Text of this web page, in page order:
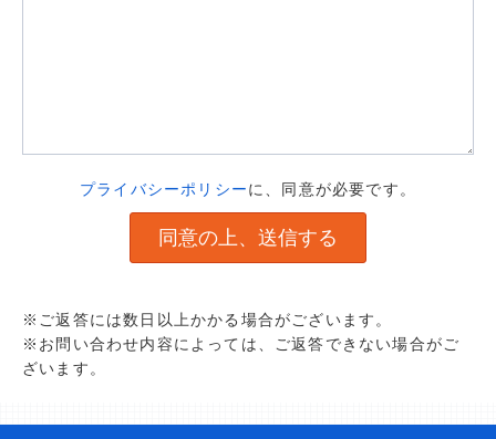
プライバシーポリシーに、同意が必要です。
※ご返答には数日以上かかる場合がございます。
※お問い合わせ内容によっては、ご返答できない場合がご
ざいます。